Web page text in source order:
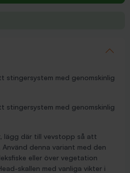
stingersystem med genomskinlig
stingersystem med genomskinlig
lägg där till vevstopp så att
denna variant med den
eller över vegetation
skallen med vanliga vikter i